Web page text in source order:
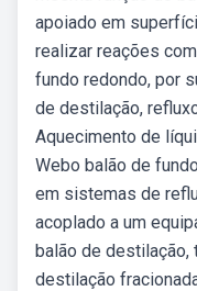
apoiado em
realizar reações
fundo redondo, por
de destilação,
Aquecimento de
Webo balão de
em sistemas de
acoplado a um
balão de destilação,
destilação